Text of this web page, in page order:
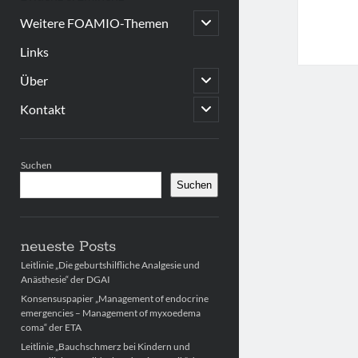
Weitere FOAMIO-Themen
open
child
Links
Über
open
child
menu
Kontakt
open
child
Suchen
Suchen
neueste Posts
Leitlinie „Die geburtshilfliche Analgesie und
Anästhesie“ der DGAI
Konsensuspapier „Management of endocrine
emergencies – Management of myxoedema
coma“ der ETA
Leitlinie „Bauchschmerz bei Kindern und